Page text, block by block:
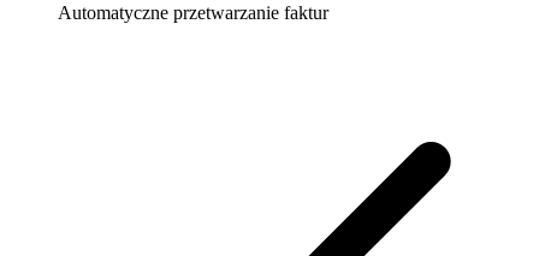
Automatyczne przetwarzanie faktur